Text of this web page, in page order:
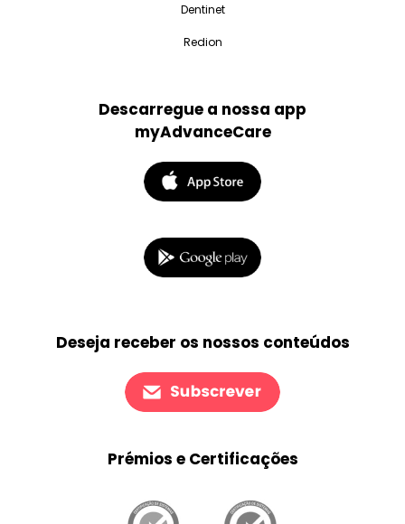
Dentinet
Redion
Descarregue a nossa app
myAdvanceCare
Deseja receber os nossos conteúdos
Prémios e Certificações